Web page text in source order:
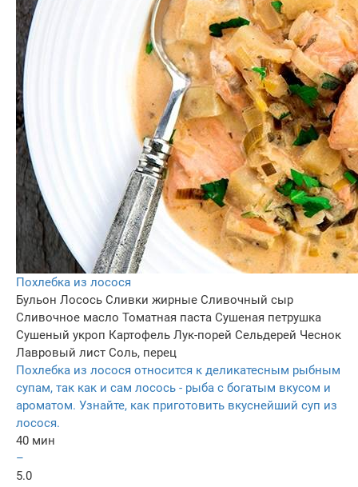
Похлебка из лосося
Бульон Лосось Сливки жирные Сливочный сыр
Сливочное масло Томатная паста Сушеная петрушка
Сушеный укроп Картофель Лук-порей Сельдерей Чеснок
Лавровый лист Соль, перец
Похлебка из лосося относится к деликатесным рыбным
супам, так как и сам лосось - рыба с богатым вкусом и
ароматом. Узнайте, как приготовить вкуснейший суп из
лосося.
40 мин
–
5.0